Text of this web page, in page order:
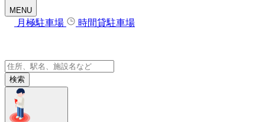
MENU
月極駐車場 時間貸駐車場
検索